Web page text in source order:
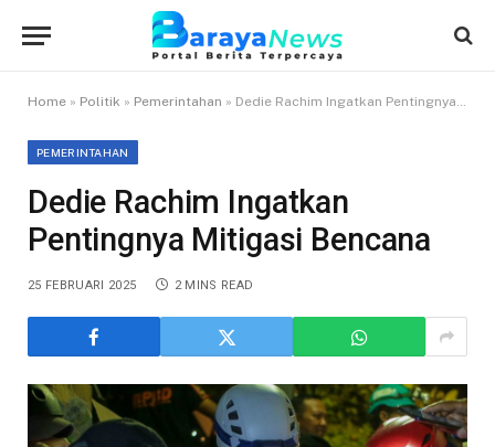
Home » Politik » Pemerintahan » Dedie Rachim Ingatkan Pentingnya Mitigasi Bencana
PEMERINTAHAN
Dedie Rachim Ingatkan
Pentingnya Mitigasi Bencana
25 FEBRUARI 2025 2 MINS READ